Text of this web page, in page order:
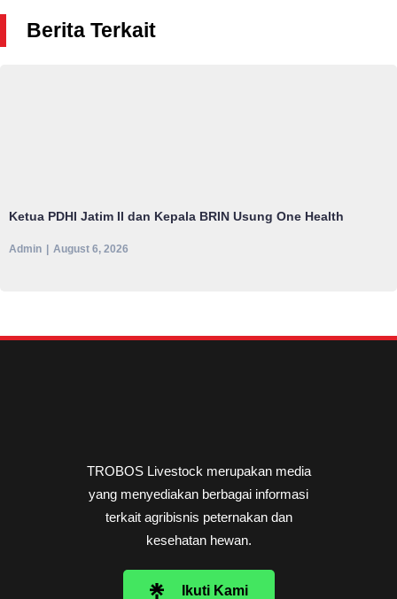
Berita Terkait
Ketua PDHI Jatim II dan Kepala BRIN Usung One Health
Admin August 6, 2026
TROBOS Livestock merupakan media
yang menyediakan berbagai informasi
terkait agribisnis peternakan dan
kesehatan hewan.
Ikuti Kami